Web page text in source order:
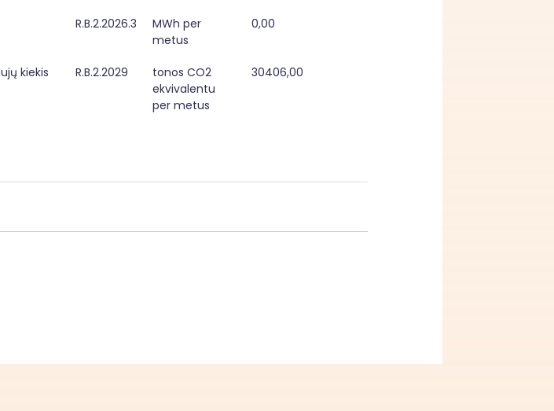
R.B.2.2026.3
MWh per
metus
0,00
kiekis R.B.2.2029
tonos CO2
ekvivalentu
per metus
30406,00